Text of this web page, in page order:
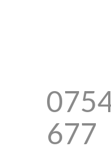
677